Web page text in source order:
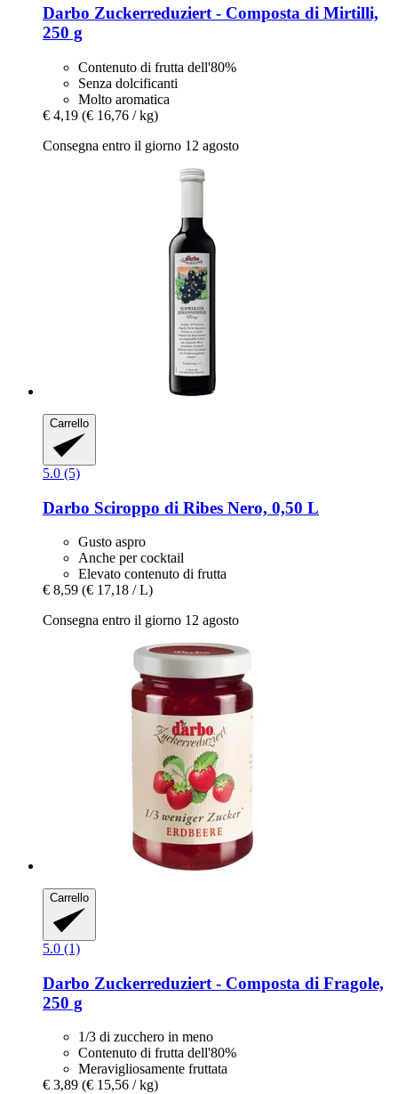
Darbo Zuckerreduziert -​ Composta di Mirtilli,
250 g
Contenuto di frutta dell'80%
Senza dolcificanti
Molto aromatica
€ 4,19 (€ 16,76 / kg)
Consegna entro il giorno 12 agosto
Carrello
5.0 (5)
Darbo Sciroppo di Ribes Nero, 0,50 L
Gusto aspro
Anche per cocktail
Elevato contenuto di frutta
€ 8,59 (€ 17,18 / L)
Consegna entro il giorno 12 agosto
Carrello
5.0 (1)
Darbo Zuckerreduziert -​ Composta di Fragole,
250 g
1/3 di zucchero in meno
Contenuto di frutta dell'80%
Meravigliosamente fruttata
€ 3,89 (€ 15,56 / kg)